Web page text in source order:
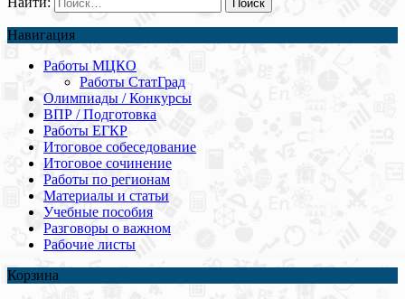
Навигация
Работы МЦКО
Работы СтатГрад
Олимпиады / Конкурсы
ВПР / Подготовка
Работы ЕГКР
Итоговое собеседование
Итоговое сочинение
Работы по регионам
Материалы и статьи
Учебные пособия
Разговоры о важном
Рабочие листы
Корзина